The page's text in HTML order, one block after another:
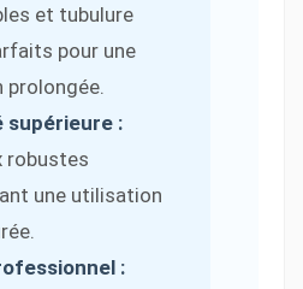
et tubulure
pour une
supérieure :
robustes
une utilisation
: